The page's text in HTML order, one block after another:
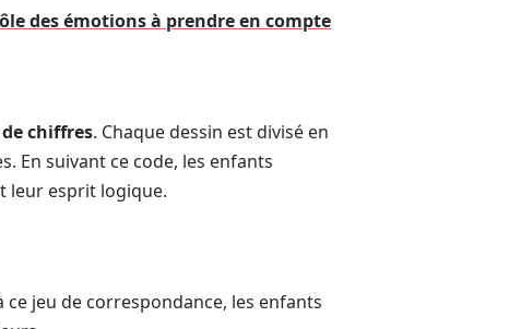
des émotions à prendre en compte
chiffres. Chaque dessin est divisé en
En suivant ce code, les enfants
leur esprit logique.
ce jeu de correspondance, les enfants